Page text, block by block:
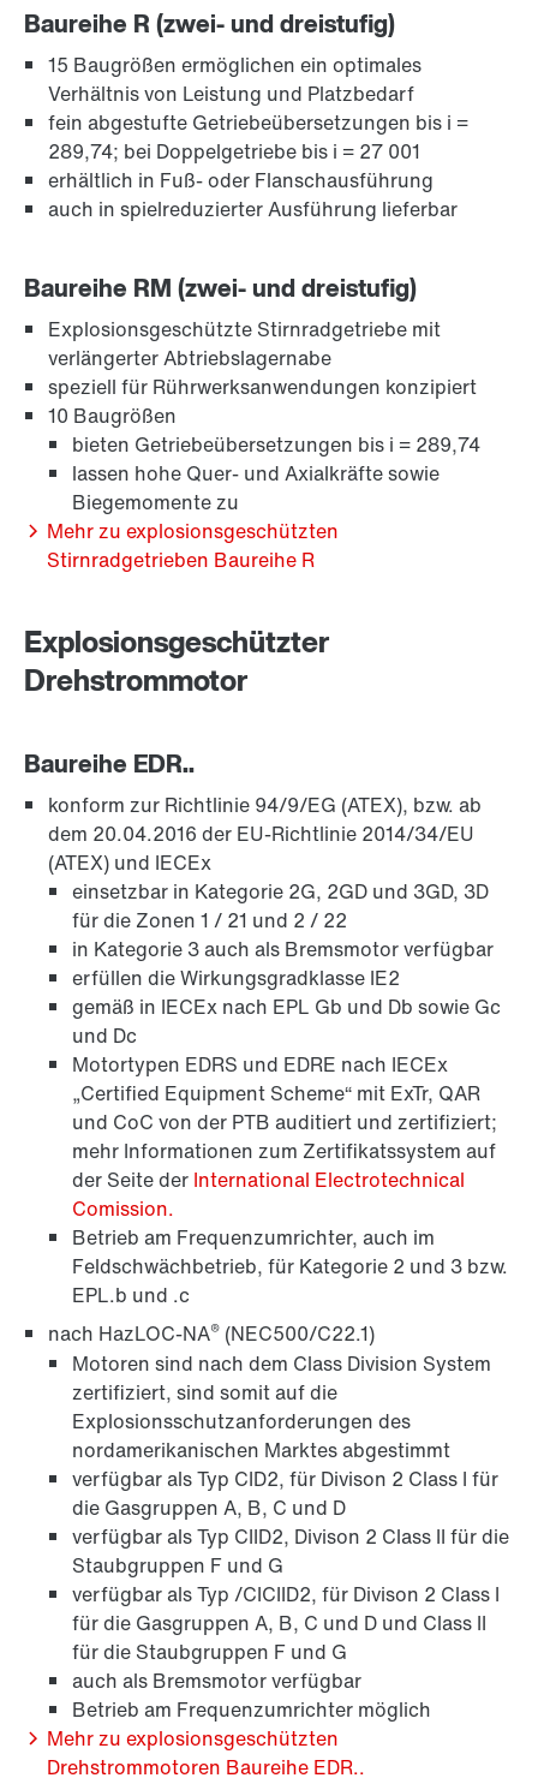
Oberflächen- und Korrosionsschutz
Schmierstoffe
Bremsen BE..
Geber
Diagnose-Einheiten Option /DUE
Wellendichtringe
Sonstige Zusatzausführungen
Baureihe R (zwei- und dreistufig)
15 Baugrößen ermöglichen ein optimales
Verhältnis von Leistung und Platzbedarf
fein abgestufte Getriebeübersetzungen bis i =
289,74; bei Doppelgetriebe bis i = 27 001
erhältlich in Fuß- oder Flanschausführung
auch in spielreduzierter Ausführung lieferbar
Baureihe RM (zwei- und dreistufig)
Explosionsgeschützte Stirnradgetriebe mit
verlängerter Abtriebslagernabe
speziell für Rührwerksanwendungen konzipiert
10 Baugrößen
bieten Getriebeübersetzungen bis i = 289,74
lassen hohe Quer- und Axialkräfte sowie
Biegemomente zu
Mehr zu explosionsgeschützten
Stirnradgetrieben Baureihe R
Explosionsgeschützter
Drehstrommotor
Baureihe EDR..
konform zur Richtlinie 94/9/EG (ATEX), bzw. ab
dem 20.04.2016 der EU-Richtlinie 2014/34/EU
(ATEX) und IECEx
einsetzbar in Kategorie 2G, 2GD und 3GD, 3D
für die Zonen 1 / 21 und 2 / 22
in Kategorie 3 auch als Bremsmotor verfügbar
erfüllen die Wirkungsgradklasse IE2
gemäß in IECEx nach EPL Gb und Db sowie Gc
und Dc
Motortypen EDRS und EDRE nach IECEx
„Certified Equipment Scheme“ mit ExTr, QAR
und CoC von der PTB auditiert und zertifiziert;
mehr Informationen zum Zertifikatssystem auf
der Seite der International Electrotechnical
Comission.
Betrieb am Frequenzumrichter, auch im
Feldschwächbetrieb, für Kategorie 2 und 3 bzw.
EPL.b und .c
nach HazLOC-NA® (NEC500/C22.1)
Motoren sind nach dem Class Division System
zertifiziert, sind somit auf die
Explosionsschutzanforderungen des
nordamerikanischen Marktes abgestimmt
verfügbar als Typ CID2, für Divison 2 Class I für
die Gasgruppen A, B, C und D
verfügbar als Typ CIID2, Divison 2 Class II für die
Staubgruppen F und G
verfügbar als Typ /CICIID2, für Divison 2 Class I
für die Gasgruppen A, B, C und D und Class II
für die Staubgruppen F und G
auch als Bremsmotor verfügbar
Betrieb am Frequenzumrichter möglich
Mehr zu explosionsgeschützten
Drehstrommotoren Baureihe EDR..